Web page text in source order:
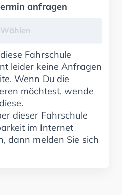
anfragen
Wählen
Fahrschule
leider keine Anfragen
Wenn Du die
möchtest, wende
dieser Fahrschule
im Internet
dann melden Sie sich